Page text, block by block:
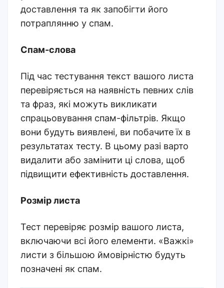
доставлення та як запобігти його
потраплянню у спам.
Спам-слова
Під час тестування текст вашого листа
перевіряється на наявність певних слів
та фраз, які можуть викликати
спрацьовування спам-фільтрів. Якщо
вони будуть виявлені, ви побачите їх в
результатах тесту. В цьому разі варто
видалити або замінити ці слова, щоб
підвищити ефективність доставлення.
Розмір листа
Тест перевіряє розмір вашого листа,
включаючи всі його елементи. «Важкі»
листи з більшою ймовірністю будуть
позначені як спам.